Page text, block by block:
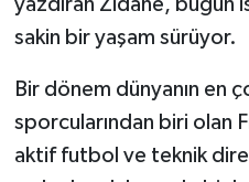
sakin bir yaşam sürüyor.
Bir dönem dünyanın en
sporcularından biri olan
aktif futbol ve teknik